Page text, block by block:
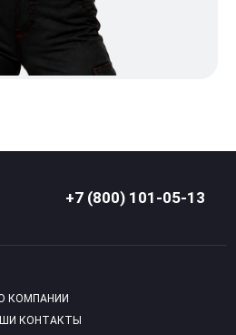
+7 (800) 101-05-13
КОМПАНИИ
КОНТАКТЫ